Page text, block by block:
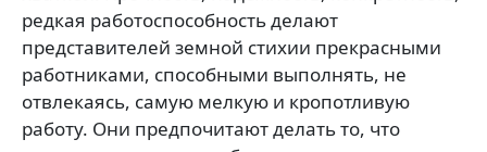
редкая работоспособность делают
представителей земной стихии прекрасными
работниками, способными выполнять, не
отвлекаясь, самую мелкую и кропотливую
работу. Они предпочитают делать то, что